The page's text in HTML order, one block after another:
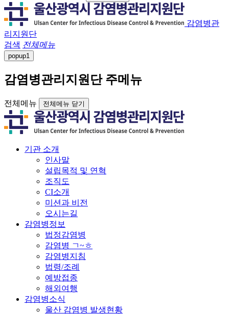
감염병관
리지원단
검색 전체메뉴
popup1
감염병관리지원단 주메뉴
전체메뉴 전체메뉴 닫기
기관 소개
인사말
설립목적 및 연혁
조직도
CI소개
미션과 비전
오시는길
감염병정보
법정감염병
감염병 ㄱ~ㅎ
감염병지침
법령/조례
예방접종
해외여행
감염병소식
울산 감염병 발생현황